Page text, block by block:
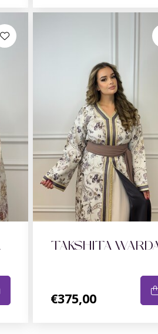
TAKSHITA
€375,00